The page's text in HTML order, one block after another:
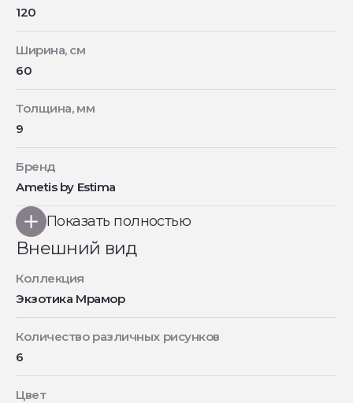
120
Ширина, см
60
Толщина, мм
9
Бренд
Ametis by Estima
Показать полностью
Внешний вид
Коллекция
Экзотика Мрамор
Количество различных рисунков
6
Цвет